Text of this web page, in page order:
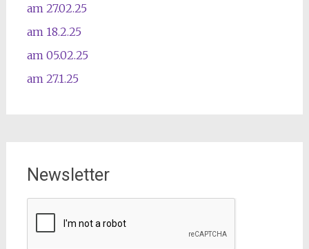
am 27.02.25
am 18.2.25
am 05.02.25
am 27.1.25
Newsletter